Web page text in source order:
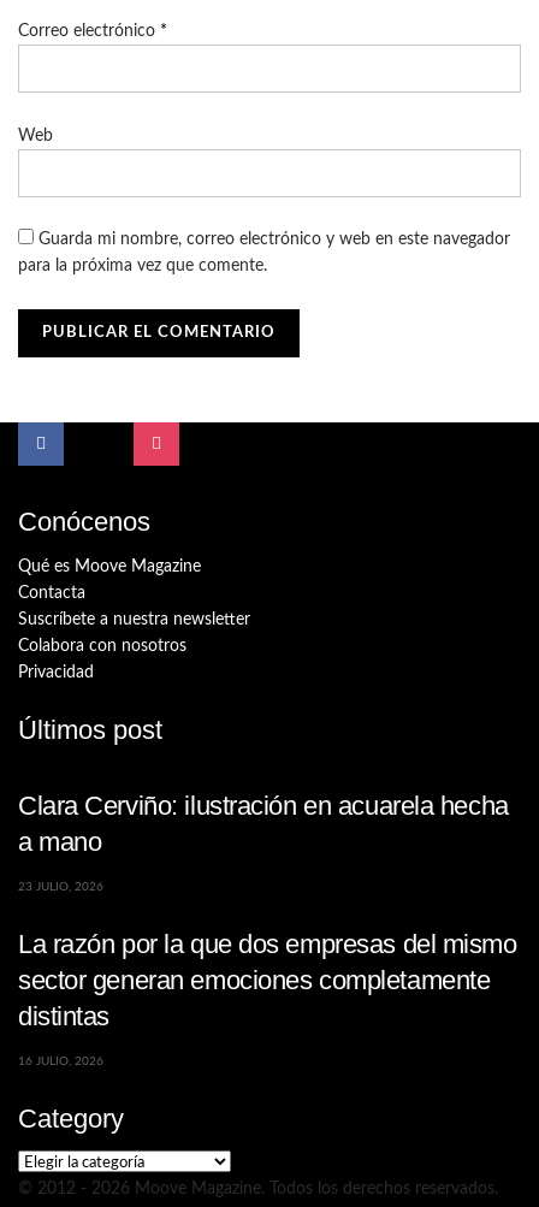
Correo electrónico *
Web
Guarda mi nombre, correo electrónico y web en este navegador
para la próxima vez que comente.
Conócenos
Qué es Moove Magazine
Contacta
Suscríbete a nuestra newsletter
Colabora con nosotros
Privacidad
Últimos post
Clara Cerviño: ilustración en acuarela hecha
a mano
23 JULIO, 2026
La razón por la que dos empresas del mismo
sector generan emociones completamente
distintas
16 JULIO, 2026
Category
Category
© 2012 - 2026 Moove Magazine. Todos los derechos reservados.